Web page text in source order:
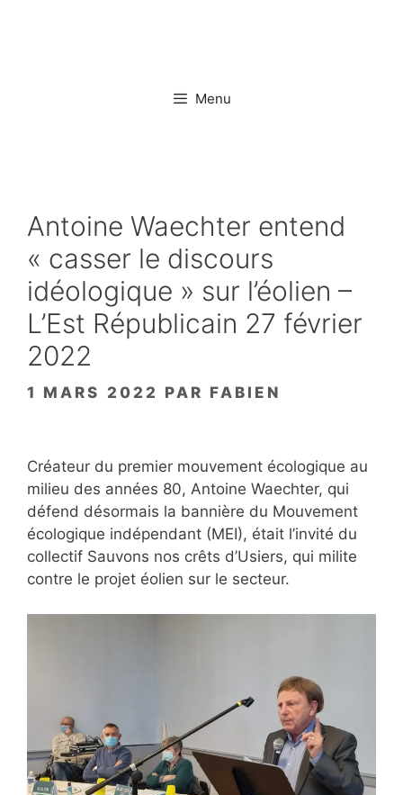
Menu
Antoine Waechter entend
« casser le discours
idéologique » sur l’éolien –
L’Est Républicain 27 février
2022
1 MARS 2022 PAR FABIEN
Créateur du premier mouvement écologique au
milieu des années 80, Antoine Waechter, qui
défend désormais la bannière du Mouvement
écologique indépendant (MEI), était l’invité du
collectif Sauvons nos crêts d’Usiers, qui milite
contre le projet éolien sur le secteur.